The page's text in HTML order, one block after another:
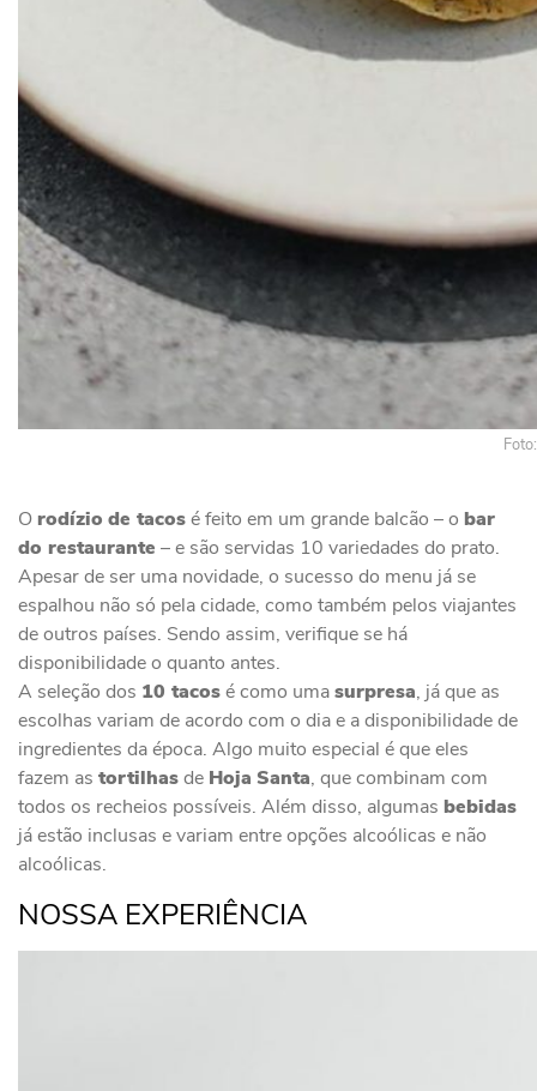
Orodízio de tacosé feito em um grande balcão – o bar
do restaurante – e são servidas 10 variedades do prato.
Apesar de ser uma novidade, o sucesso do menu já se
espalhou não só pela cidade, como também pelos viajantes
de outros países. Sendo assim, verifique se há
disponibilidade o quanto antes.
A seleção dos 10 tacosé como umasurpresa, já que as
escolhas variam de acordo com o dia e a disponibilidade de
ingredientes da época. Algo muito especial é que eles
fazem as tortilhasde Hoja Santa, que combinam com
todos os recheios possíveis. Além disso, algumas bebidas
já estão inclusas e variam entre opções alcoólicas e não
alcoólicas.
NOSSA EXPERIÊNCIA